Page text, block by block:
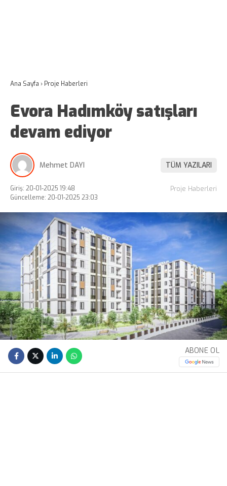
Ana Sayfa › Proje Haberleri
Evora Hadımköy satışları
devam ediyor
Mehmet DAYI TÜM YAZILARI
Giriş: 20-01-2025 19:48
Güncelleme: 20-01-2025 23:03
Proje Haberleri
ABONE OL